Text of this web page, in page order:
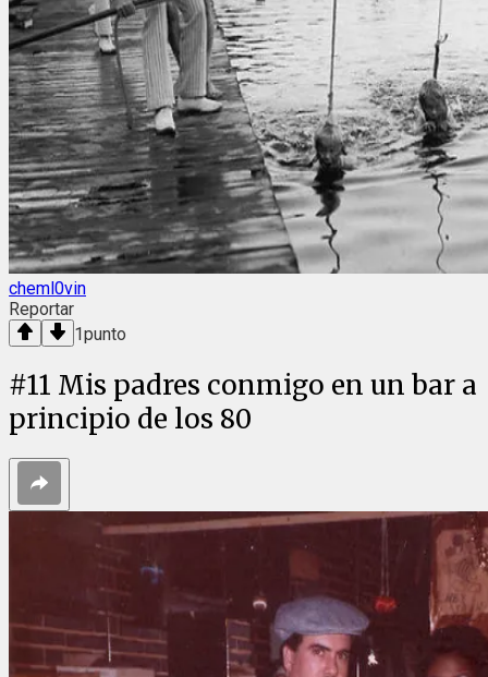
cheml0vin
Reportar
1punto
#11 Mis padres conmigo en un bar a
principio de los 80